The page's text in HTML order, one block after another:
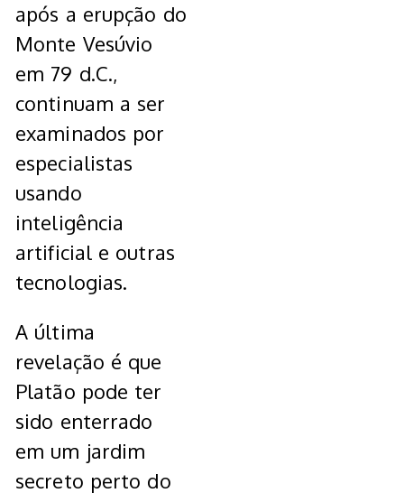
após a erupção do
Monte Vesúvio
em 79 d.C.,
continuam a ser
examinados por
especialistas
usando
inteligência
artificial e outras
tecnologias.
A última
revelação é que
Platão pode ter
sido enterrado
em um jardim
secreto perto do